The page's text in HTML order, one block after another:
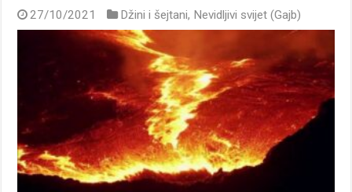
27/10/2021 Džini i šejtani, Nevidljivi svijet (Gajb)